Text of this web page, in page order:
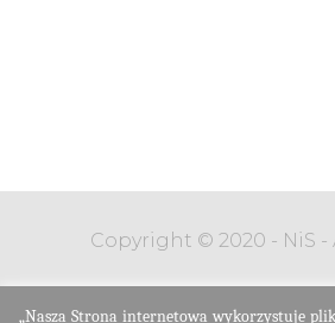
„Nasza Strona internetowa wykorzystuje
Copyright © 2020 - NiS -